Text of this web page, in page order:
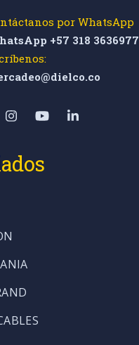
por WhatsApp
+57 318 3636977